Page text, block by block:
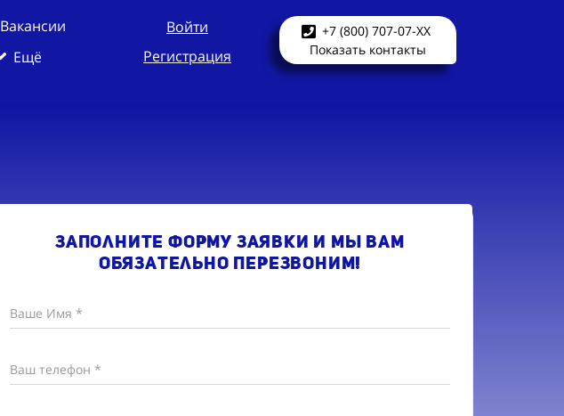
Вакансии
Ещё
Войти
Регистрация
+7 (800) 707-07-XX
Показать контакты
Заполните форму заявки и мы Вам
обязательно перезвоним!
Ваше Имя *
Ваш телефон *